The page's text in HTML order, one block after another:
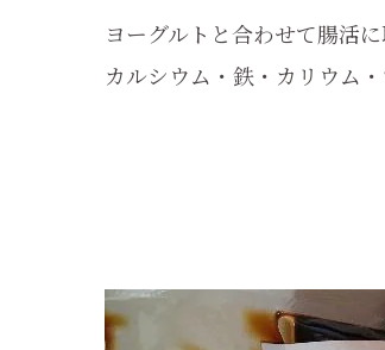
ヨーグルトと合わせて腸活
カルシウム・鉄・カリウム